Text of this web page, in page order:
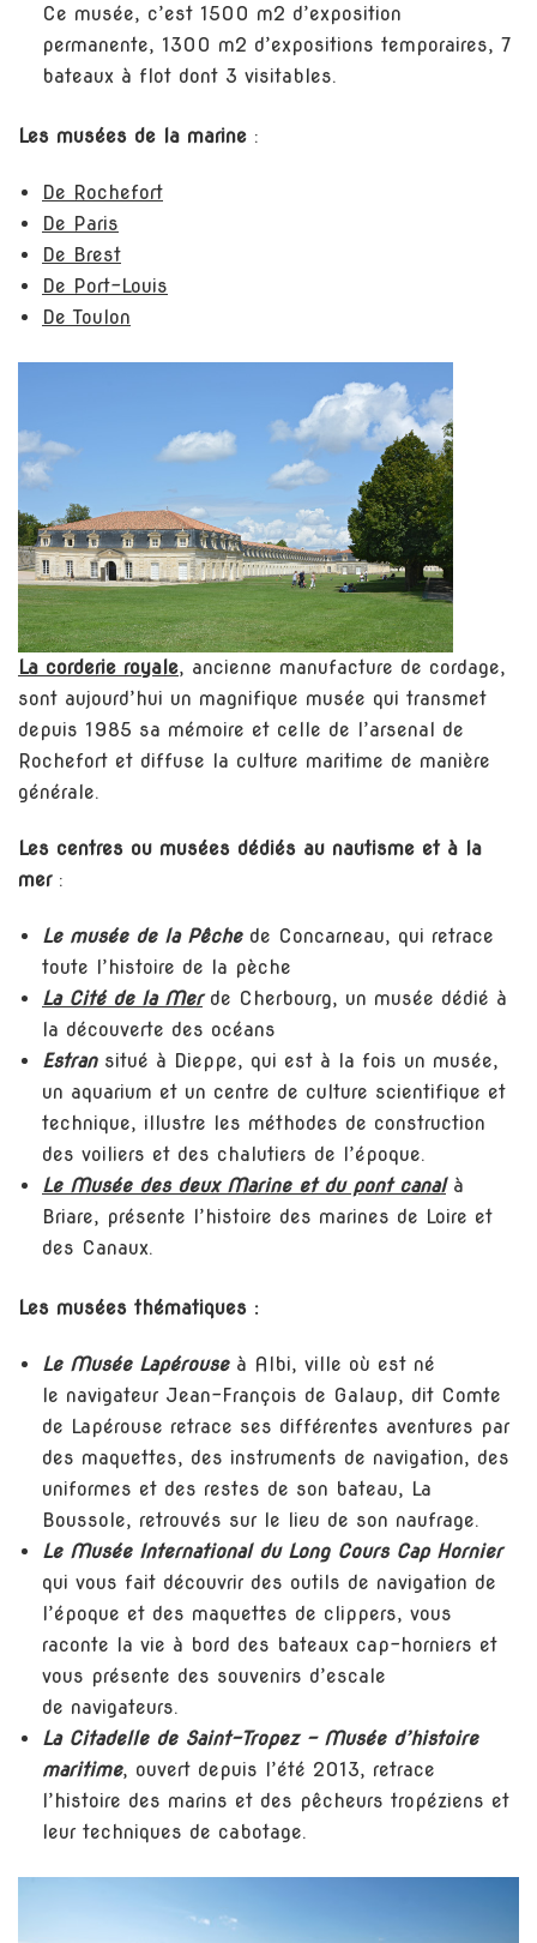
Ce musée, c’est 1500 m2 d’exposition
permanente, 1300 m2 d’expositions temporaires, 7
bateaux à flot dont 3 visitables.
Les musées de la marine :
De Rochefort
De Paris
De Brest
De Port-Louis
De Toulon
La corderie royale, ancienne manufacture de cordage,
sont aujourd’hui un magnifique musée qui transmet
depuis 1985 sa mémoire et celle de l’arsenal de
Rochefort et diffuse la culture maritime de manière
générale.
Les centres ou musées dédiés au nautisme et à la
mer:
Le musée de la Pêchede Concarneau, qui retrace
toute l’histoire de la pèche
La Cité de la Merde Cherbourg, un musée dédié à
la découverte des océans
Estran situé à Dieppe, qui est à la fois un musée,
un aquarium et un centre de culture scientifique et
technique, illustre les méthodes de construction
des voiliers et des chalutiers de l’époque.
Le Musée des deux Marine et du pont canalà
Briare, présente l’histoire des marines de Loire et
des Canaux.
Les musées thématiques :
Le Musée Lapérouse à Albi, ville où est né
le navigateur Jean-François de Galaup, dit Comte
de Lapérouse retrace ses différentes aventures par
des maquettes, des instruments de navigation, des
uniformes et des restes de son bateau, La
Boussole, retrouvés sur le lieu de son naufrage.
Le Musée International du Long Cours Cap Hornier
qui vous fait découvrir des outils de navigation de
l’époque et des maquettes de clippers, vous
raconte la vie à bord des bateaux cap-horniers et
vous présente des souvenirs d’escale
de navigateurs.
La Citadelle de Saint-Tropez – Musée d’histoire
maritime, ouvert depuis l’été 2013, retrace
l’histoire des marins et des pêcheurs tropéziens et
leur techniques de cabotage.